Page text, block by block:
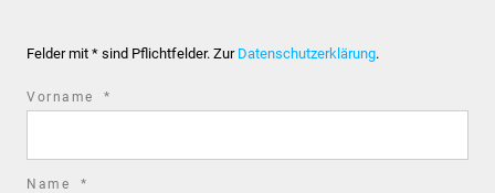
Felder mit * sind Pflichtfelder. Zur Datenschutzerklärung.
Vorname *
Name *
Kölns Geschichte: Von den Goldenen Zwanzigern